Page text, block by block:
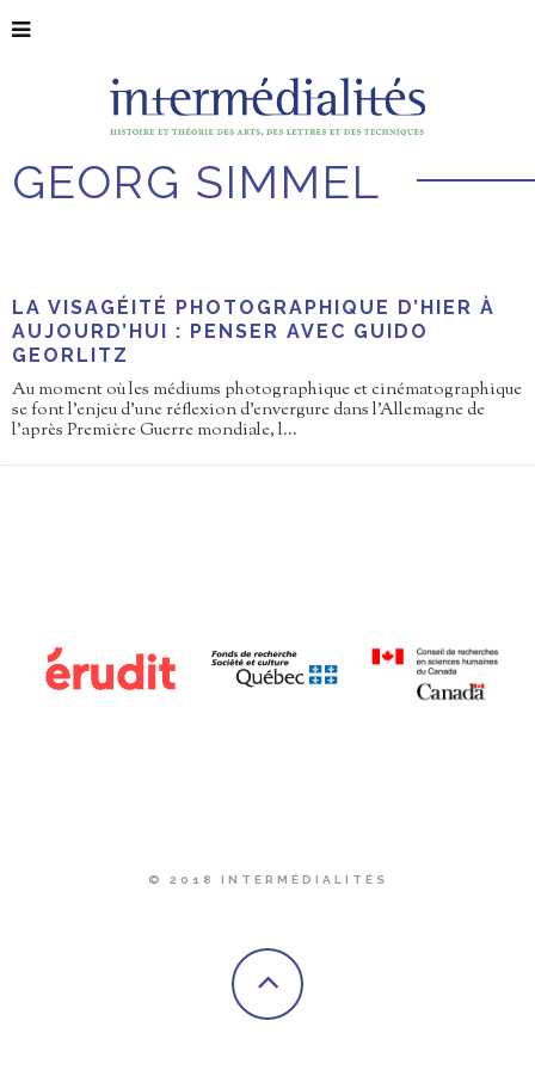
GEORG SIMMEL
LA VISAGÉITÉ PHOTOGRAPHIQUE D’HIER À
AUJOURD’HUI : PENSER AVEC GUIDO
GEORLITZ
Au moment où les médiums photographique et cinématographique
se font l’enjeu d’une réflexion d’envergure dans l’Allemagne de
l’après Première Guerre mondiale, l...
© 2018 INTERMÉDIALITÉS